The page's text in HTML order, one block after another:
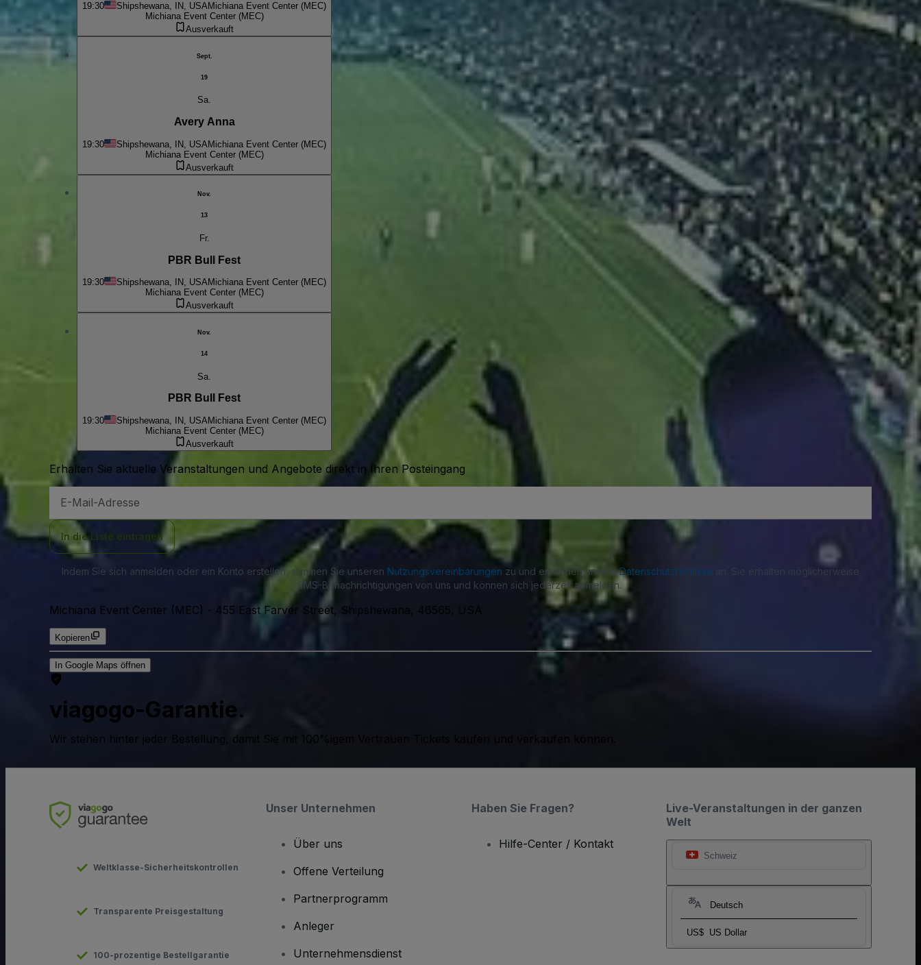
19:30 Shipshewana, IN, USAMichiana Event Center (MEC)
Michiana Event Center (MEC)
Ausverkauft
Sept.
19
Sa.
Avery Anna
19:30 Shipshewana, IN, USAMichiana Event Center (MEC)
Michiana Event Center (MEC)
Ausverkauft
Nov.
13
Fr.
PBR Bull Fest
19:30 Shipshewana, IN, USAMichiana Event Center (MEC)
Michiana Event Center (MEC)
Ausverkauft
Nov.
14
Sa.
PBR Bull Fest
19:30 Shipshewana, IN, USA Michiana Event Center (MEC)
Michiana Event Center (MEC)
Ausverkauft
Erhalten Sie aktuelle Veranstaltungen und Angebote direkt in Ihren Posteingang
Mail-
In die Liste eintragen
Indem Sie sich anmelden oder ein Konto erstellen, stimmen Sie unseren Nutzungsvereinbarungen zu und erkennen unsereDatenschutzrichtlinie an. Sie erhalten möglicherweise
SMS-Benachrichtigungen von uns und können sich jederzeit abmelden.
Michiana Event Center (MEC) - 455 East Farver Street, Shipshewana, 46565, USA
Kopieren
In Google Maps öffnen
viagogo-Garantie.
Wir stehen hinter jeder Bestellung, damit Sie mit 100%igem Vertrauen Tickets kaufen und verkaufen können.
Live-Veranstaltungen in der ganzen
Welt
Schweiz
Deutsch
US$ US Dollar
Weltklasse-Sicherheitskontrollen
Transparente Preisgestaltung
100-prozentige Bestellgarantie
Unser Unternehmen
Über uns
Offene Verteilung
Partnerprogramm
Anleger
Unternehmensdienst
Haben Sie Fragen?
Hilfe-Center / Kontakt